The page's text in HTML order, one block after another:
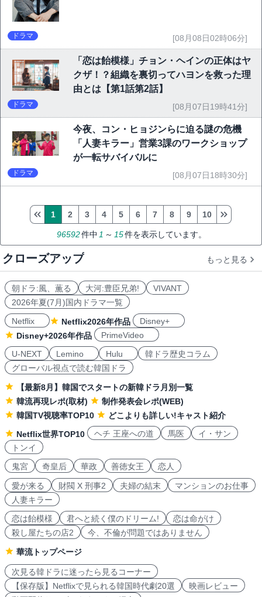
ドラマ [08月08日02時06分]
「恋は飴模様」チョン・ヘインの正体はヤ
クザ！？組織を裏切ってハヨンを救った理
由とは【第1話第2話】
ドラマ [08月07日19時41分]
今夜、コン・ヒョジンらに迫る謎の危機
「人妻キラー」営業3課のワークショップ
が一転サバイバルに
ドラマ [08月07日18時30分]
96592件中 1 ～ 15件を表示しています。
1 2 3 4 5 6 7 8 9 10
クローズアップ もっと見る
朝ドラ:風、薫る 大河:豊臣兄弟!
VIVANT
2026年夏(7月)国内ドラマ一覧
Netflix
Netflix2026年作品
Disney+
Disney+2026年作品
PrimeVideo
U-NEXT
Lemino Hulu
韓ドラ歴史コラム
グローバル視点で読む韓国ドラ
【最新8月】韓国でスタートの新韓ドラ月別一覧
韓流再現レポ(取材)
制作発表会レポ(WEB)
韓国TV視聴率TOP10
どこよりも詳しい!キャスト紹介
Netflix世界TOP10
ヘチ 王座への道 馬医
イ・サン
トンイ
鬼宮
奇皇后 華政 善徳女王 恋人
愛が来る 財閥 X 刑事2 夫婦の結末
マンションのお仕事
人妻キラー
恋は飴模様
君へと続く僕のドリーム!
恋は命がけ
殺し屋たちの店2
今、不倫が問題ではありません
華流トップページ
次見る韓ドラに迷ったら見るコーナー
【保存版】Netflixで見られる韓国時代劇20選
映画レビュー